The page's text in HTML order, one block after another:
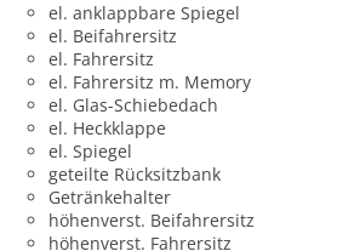
el. anklappbare Spiegel
el. Beifahrersitz
el. Fahrersitz
el. Fahrersitz m. Memory
el. Glas-Schiebedach
el. Heckklappe
el. Spiegel
geteilte Rücksitzbank
Getränkehalter
höhenverst. Beifahrersitz
höhenverst. Fahrersitz